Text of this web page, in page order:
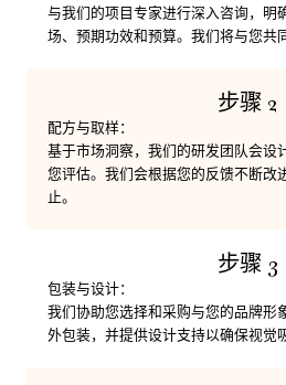
与我们的项目专家进行深入咨询，明
场、预期功效和预算。我们将与您共
步骤 2
配方与取样：
基于市场洞察，我们的研发团队会设
您评估。我们会根据您的反馈不断改
止。
步骤 3
包装与设计：
我们协助您选择和采购与您的品牌形
外包装，并提供设计支持以确保视觉